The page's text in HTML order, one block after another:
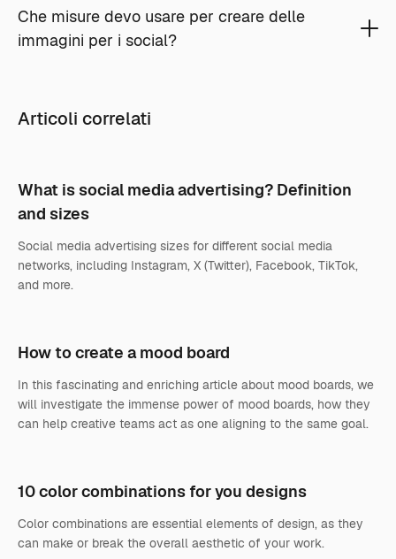
Che misure devo usare per creare delle
immagini per i social?
Articoli correlati
What is social media advertising? Definition
and sizes
Social media advertising sizes for different social media
networks, including Instagram, X (Twitter), Facebook, TikTok,
and more.
How to create a mood board
In this fascinating and enriching article about mood boards, we
will investigate the immense power of mood boards, how they
can help creative teams act as one aligning to the same goal.
10 color combinations for you designs
Color combinations are essential elements of design, as they
can make or break the overall aesthetic of your work.